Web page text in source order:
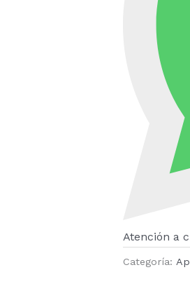
Atención a
Categoría: